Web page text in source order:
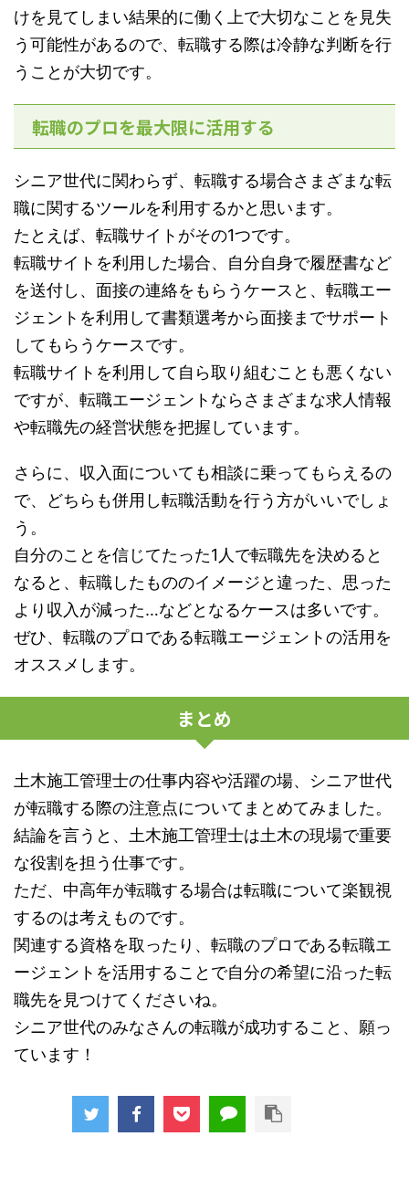
けを見てしまい結果的に働く上で大切なことを見失
う可能性があるので、転職する際は冷静な判断を行
うことが大切です。
転職のプロを最大限に活用する
シニア世代に関わらず、転職する場合さまざまな転
職に関するツールを利用するかと思います。
たとえば、転職サイトがその1つです。
転職サイトを利用した場合、自分自身で履歴書など
を送付し、面接の連絡をもらうケースと、転職エー
ジェントを利用して書類選考から面接までサポート
してもらうケースです。
転職サイトを利用して自ら取り組むことも悪くない
ですが、転職エージェントならさまざまな求人情報
や転職先の経営状態を把握しています。
さらに、収入面についても相談に乗ってもらえるの
で、どちらも併用し転職活動を行う方がいいでしょ
う。
自分のことを信じてたった1人で転職先を決めると
なると、転職したもののイメージと違った、思った
より収入が減った…などとなるケースは多いです。
ぜひ、転職のプロである転職エージェントの活用を
オススメします。
まとめ
土木施工管理士の仕事内容や活躍の場、シニア世代
が転職する際の注意点についてまとめてみました。
結論を言うと、土木施工管理士は土木の現場で重要
な役割を担う仕事です。
ただ、中高年が転職する場合は転職について楽観視
するのは考えものです。
関連する資格を取ったり、転職のプロである転職エ
ージェントを活用することで自分の希望に沿った転
職先を見つけてくださいね。
シニア世代のみなさんの転職が成功すること、願っ
ています！